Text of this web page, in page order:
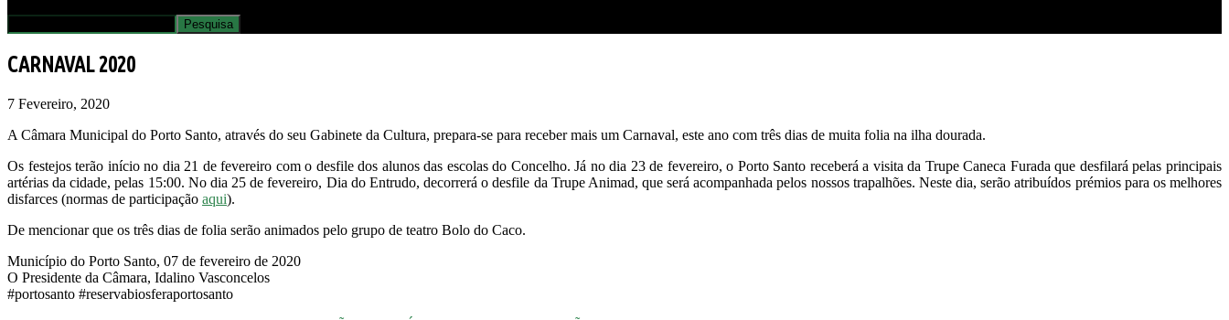
CARNAVAL 2020
7 Fevereiro, 2020
A Câmara Municipal do Porto Santo, através do seu Gabinete da Cultura, prepara-se para receber mais um Carnaval, este ano com três dias de muita folia na ilha dourada.
Os festejos terão início no dia 21 de fevereiro com o desfile dos alunos das escolas do Concelho. Já no dia 23 de fevereiro, o Porto Santo receberá a visita da Trupe Caneca Furada que desfilará pelas principais
artérias da cidade, pelas 15:00. No dia 25 de fevereiro, Dia do Entrudo, decorrerá o desfile da Trupe Animad, que será acompanhada pelos nossos trapalhões. Neste dia, serão atribuídos prémios para os melhores
disfarces (normas de participação aqui).
De mencionar que os três dias de folia serão animados pelo grupo de teatro Bolo do Caco.
Município do Porto Santo, 07 de fevereiro de 2020
O Presidente da Câmara, Idalino Vasconcelos
#portosanto #reservabiosferaportosanto